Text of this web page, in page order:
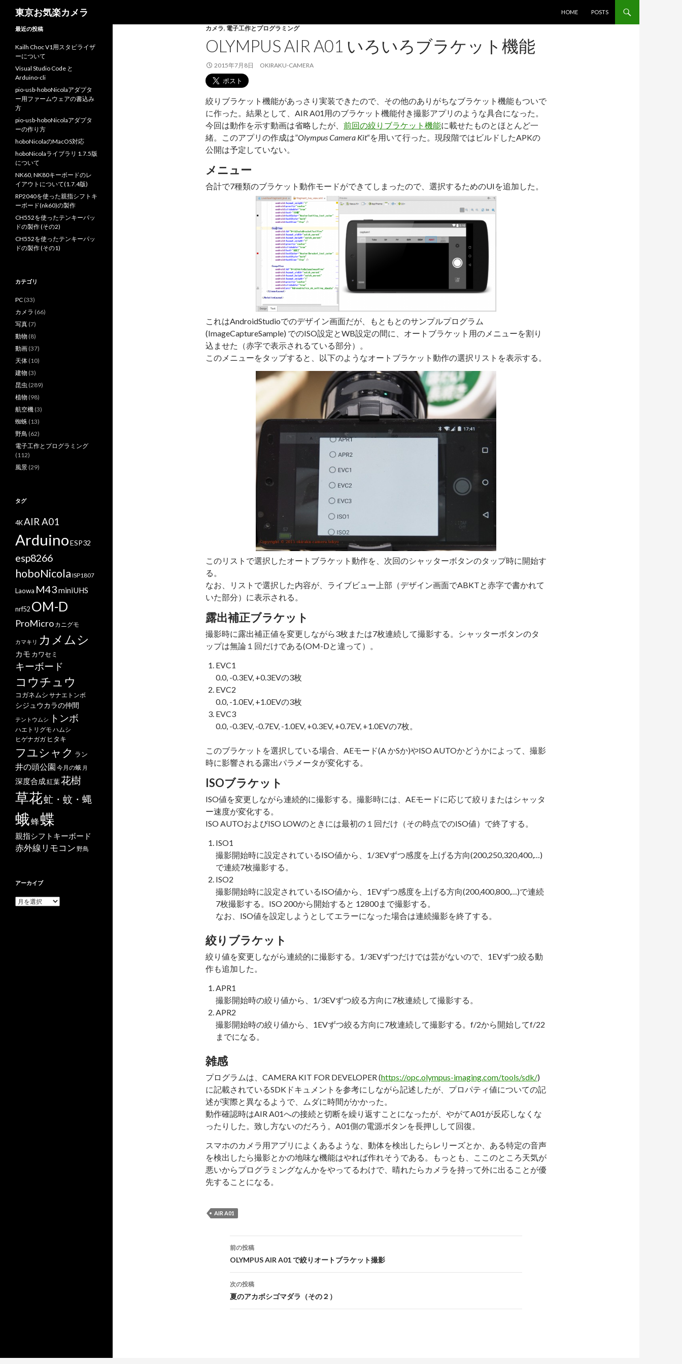
東京お気楽カメラ
HOME
POSTS
カメラ, 電子工作とプログラミング
OLYMPUS AIR A01 いろいろブラケット機能
2015年7月8日 OKIRAKU-CAMERA
絞りブラケット機能があっさり実装できたので、その他のありがちなブラケット機能もついで
に作った。結果として、AIR A01用のブラケット機能付き撮影アプリのような具合になった。
今回は動作を示す動画は省略したが、 前回の絞りブラケット機能に載せたものとほとんど一
緒。このアプリの作成は”Olympus Camera Kit“を用いて行った。現段階ではビルドしたAPKの
公開は予定していない。
メニュー
合計で7種類のブラケット動作モードができてしまったので、選択するためのUIを追加した。
これはAndroidStudioでのデザイン画面だが、もともとのサンプルプログラム
(ImageCaptureSample) でのISO設定とWB設定の間に、オートブラケット用のメニューを割り
込ませた（赤字で表示されるている部分）。
このメニューをタップすると、以下のようなオートブラケット動作の選択リストを表示する。
このリストで選択したオートブラケット動作を、次回のシャッターボタンのタップ時に開始す
る。
なお、リストで選択した内容が、ライブビュー上部（デザイン画面でABKTと赤字で書かれて
いた部分）に表示される。
露出補正ブラケット
撮影時に露出補正値を変更しながら3枚または7枚連続して撮影する。シャッターボタンのタ
ップは無論１回だけである(OM-Dと違って）。
EVC1
0.0, -0.3EV, +0.3EVの3枚
EVC2
0.0, -1.0EV, +1.0EVの3枚
EVC3
0.0, -0.3EV, -0.7EV, -1.0EV, +0.3EV, +0.7EV, +1.0EVの7枚。
このブラケットを選択している場合、AEモード(A かSか)やISO AUTOかどうかによって、撮影
時に影響される露出パラメータが変化する。
ISOブラケット
ISO値を変更しながら連続的に撮影する。撮影時には、AEモードに応じて絞りまたはシャッタ
ー速度が変化する。
ISO AUTOおよびISO LOWのときには最初の１回だけ（その時点でのISO値）で終了する。
ISO1
撮影開始時に設定されているISO値から、1/3EVずつ感度を上げる方向(200,250,320,400,…)
で連続7枚撮影する。
ISO2
撮影開始時に設定されているISO値から、1EVずつ感度を上げる方向(200,400,800,…)で連続
7枚撮影する。ISO 200から開始すると 12800まで撮影する。
なお、ISO値を設定しようとしてエラーになった場合は連続撮影を終了する。
絞りブラケット
絞り値を変更しながら連続的に撮影する。1/3EVずつだけでは芸がないので、1EVずつ絞る動
作も追加した。
APR1
撮影開始時の絞り値から、1/3EVずつ絞る方向に7枚連続して撮影する。
APR2
撮影開始時の絞り値から、1EVずつ絞る方向に7枚連続して撮影する。f/2から開始してf/22
までになる。
雑感
プログラムは、CAMERA KIT FOR DEVELOPER (https://opc.olympus-imaging.com/tools/sdk/)
に記載されているSDKドキュメントを参考にしながら記述したが、プロパティ値についての記
述が実際と異なるようで、ムダに時間がかかった。
動作確認時はAIR A01への接続と切断を繰り返すことになったが、やがてA01が反応しなくな
ったりした。致し方ないのだろう。A01側の電源ボタンを長押しして回復。
スマホのカメラ用アプリによくあるような、動体を検出したらレリーズとか、ある特定の音声
を検出したら撮影とかの地味な機能はやれば作れそうである。もっとも、ここのところ天気が
悪いからプログラミングなんかをやってるわけで、晴れたらカメラを持って外に出ることが優
先することになる。
AIR A01
投
稿
ナ
ビ
ゲ
前の投稿
OLYMPUS AIR A01 で絞りオートブラケット撮影
次の投稿
夏のアカボシゴマダラ（その２）
最近の投稿
Kailh Choc V1用スタビライザ
ーについて
Visual Studio Code と
Arduino-cli
pio-usb-hoboNicolaアダプタ
ー用ファームウェアの書込み
方
pio-usb-hoboNicolaアダプタ
ーの作り方
hoboNicolaのMacOS対応
hoboNicolaライブラリ 1.7.5版
について
NK60, NK80キーボードのレ
イアウトについて(1.7.4版)
RP2040を使った親指シフトキ
ーボード(nk60)の製作
CH552を使ったテンキーパッ
ドの製作 (その2)
CH552を使ったテンキーパッ
ドの製作 (その1)
カテゴリ
PC (33)
カメラ (66)
写真 (7)
動物 (8)
動画 (37)
天体 (10)
建物 (3)
昆虫 (289)
植物 (98)
航空機 (3)
蜘蛛 (13)
野鳥 (62)
電子工作とプログラミング
(112)
風景 (29)
タグ
4KAIR A01
ArduinoESP32
esp8266
hoboNicola ISP1807
Laowa M43miniUHS
nrf52 OM-D
ProMicro カニグモ
カマキリ カメムシ
カモ カワセミ
キーボード
コウチュウ
コガネムシ サナエトンボ
シジュウカラの仲間
テントウムシ トンボ
ハエトリグモ ハムシ
ヒゲナガガ ヒタキ
フユシャク ラン
井の頭公園 今月の蛾 月
深度合成紅葉花樹
草花虻・蚊・蝿
蛾蜂蝶
親指シフトキーボード
赤外線リモコン 野鳥
アーカイブ
ア